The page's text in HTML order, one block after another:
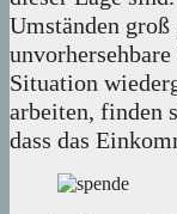
Umständen groß
Situation
arbeiten, finden
dass das